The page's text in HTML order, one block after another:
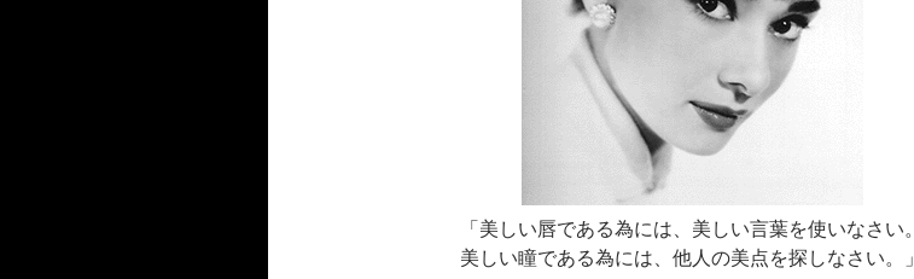
「美しい唇である為には、美しい言葉を使いなさい。
美しい瞳である為には、他人の美点を探しなさい。」